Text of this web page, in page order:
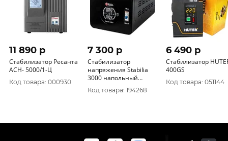
11 890 p
Стабилизатор Ресанта
АСН- 5000/1-Ц
Код товара: 000930
7 300 p
Стабилизатор
напряжения Stabilia
3000 напольный
QUATTRO
ELEMENTI(3000 ВА,
Код товара: 194268
6 490 p
Стабилизатор
400GS
Код товара: 051144